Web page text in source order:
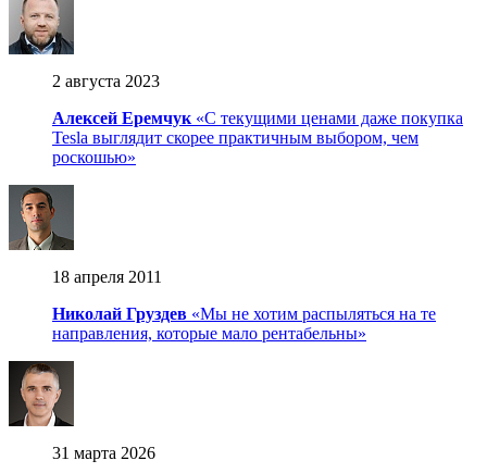
2 августа 2023
Алексей Еремчук «С текущими ценами даже покупка
Tesla выглядит скорее практичным выбором, чем
роскошью»
18 апреля 2011
Николай Груздев «Мы не хотим распыляться на те
направления, которые мало рентабельны»
31 марта 2026